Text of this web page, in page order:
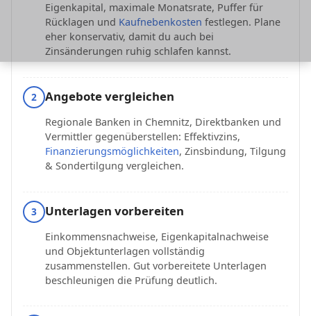
Eigenkapital, maximale Monatsrate, Puffer für
Rücklagen und Kaufnebenkosten festlegen. Plane
eher konservativ, damit du auch bei
Zinsänderungen ruhig schlafen kannst.
2 Angebote vergleichen
Regionale Banken in Chemnitz, Direktbanken und
Vermittler gegenüberstellen: Effektivzins,
Finanzierungsmöglichkeiten, Zinsbindung, Tilgung
& Sondertilgung vergleichen.
3 Unterlagen vorbereiten
Einkommensnachweise, Eigenkapitalnachweise
und Objektunterlagen vollständig
zusammenstellen. Gut vorbereitete Unterlagen
beschleunigen die Prüfung deutlich.